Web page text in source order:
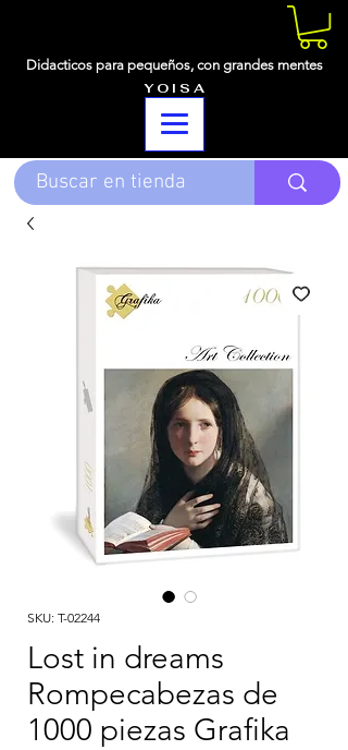
Didacticos para pequeños, con grandes mentes
Y O I S A
SKU: T-02244
Lost in dreams
Rompecabezas de
1000 piezas Grafika